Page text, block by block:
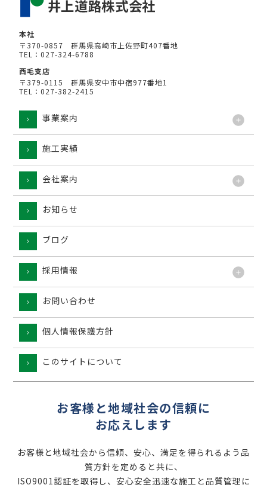
本社
〒370-0857 群馬県高崎市上佐野町407番地
TEL：027-324-6788
西毛支店
〒379-0115 群馬県安中市中宿977番地1
TEL：027-382-2415
事業案内
施工実績
会社案内
お知らせ
ブログ
採用情報
お問い合わせ
個人情報保護方針
このサイトについて
お客様と地域社会の信頼に
お応えします
お客様と地域社会から信頼、安心、満足を得られるよう品
質方針を定めると共に、
ISO9001認証を取得し、安心安全迅速な施工と品質管理に